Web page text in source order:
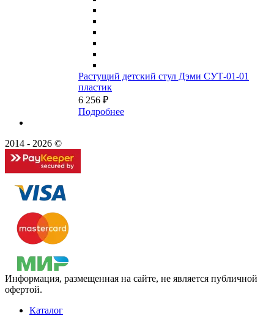
Растущий детский стул Дэми СУТ-01-01
пластик
6 256 ₽
Подробнее
2014 - 2026 ©
Информация, размещенная на сайте, не является публичной
офертой.
Каталог